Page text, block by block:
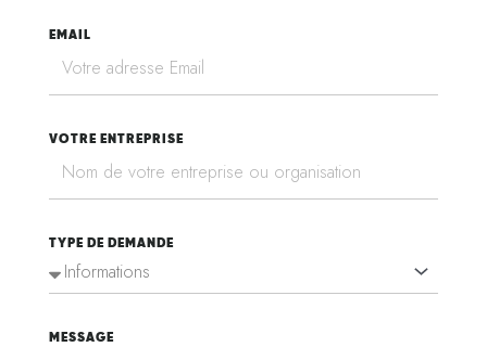
EMAIL
VOTRE ENTREPRISE
TYPE DE DEMANDE
MESSAGE